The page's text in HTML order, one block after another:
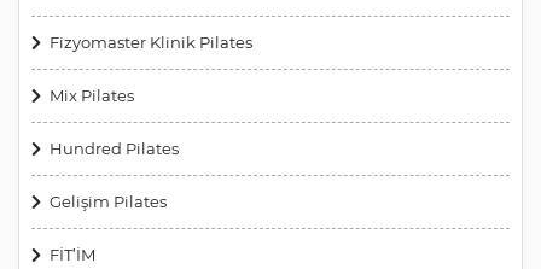
Fizyomaster Klinik Pilates
Mix Pilates
Hundred Pilates
Gelişim Pilates
FİT’İM